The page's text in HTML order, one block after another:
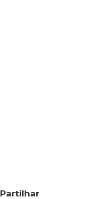
Partilhar